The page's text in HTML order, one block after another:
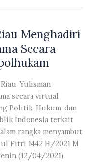
Menghadiri
Secara
Yulisman
secara virtual
Politik, Hukum, dan
Indonesia terkait
rangka menyambut
Fitri 1442 H/2021 M
(12/04/2021)